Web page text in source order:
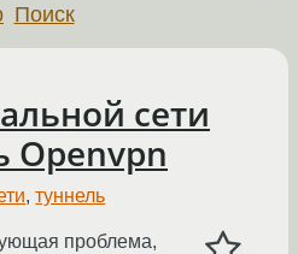
Поиск
сети
Openvpn
,туннель
проблема,